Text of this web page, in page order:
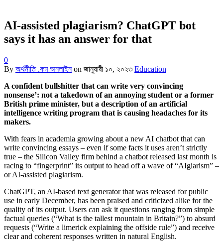
AI-assisted plagiarism? ChatGPT bot
says it has an answer for that
0
By অর্থনীতি .কম অনলাইন on জানুয়ারী ১০, ২০২৩ Education
A confident bullshitter that can write very convincing
nonsense’: not a takedown of an annoying student or a former
British prime minister, but a description of an artificial
intelligence writing program that is causing headaches for its
makers.
With fears in academia growing about a new AI chatbot that can
write convincing essays – even if some facts it uses aren’t strictly
true – the Silicon Valley firm behind a chatbot released last month is
racing to “fingerprint” its output to head off a wave of “AIgiarism” –
or AI-assisted plagiarism.
ChatGPT, an AI-based text generator that was released for public
use in early December, has been praised and criticized alike for the
quality of its output. Users can ask it questions ranging from simple
factual queries (“What is the tallest mountain in Britain?”) to absurd
requests (“Write a limerick explaining the offside rule”) and receive
clear and coherent responses written in natural English.